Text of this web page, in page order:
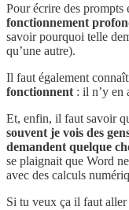
Pour écrire des
fonctionnement
savoir pourquoi telle
qu’une autre).
Il faut également
fonctionnent : il n’y en
Et, enfin, il faut savoir
souvent je vois des
demandent quelque
se plaignait que Word
avec des calculs
Si tu veux ça il faut aller